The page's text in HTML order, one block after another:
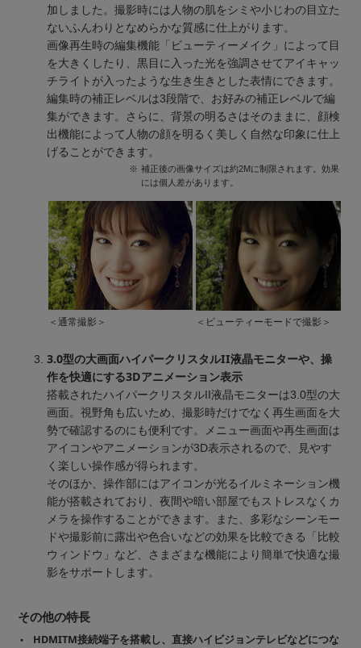
加しました。撮影時には人物の肌をシミや小じわの目立た
ないふんわりとなめらかな質感に仕上がります。
画像再生時の編集機能「ビューティーメイク」によって目
を大きくしたり、黒目に入った光を強調させてアイキャッ
チライトが入ったような生き生きとした表情にできます。
編集時の補正レベルは3段階で、お好みの補正レベルで編
集ができます。さらに、背景の明るさはそのままに、顔検
出機能によって人物の顔を明るく美しく自然な印象に仕上
げることができます。
※ 補正後の画像サイズは約2Mに制限されます。効果
には個人差があります。
＜通常撮影＞ ＜ビューティーモードで撮影＞
3.0型の大画面ハイパークリスタルII液晶モニターや、操
作を快適にする3Dアニメーション表示
搭載されたハイパークリスタルII液晶モニターは3.0型の大
画面。視野角も広いため、撮影時だけでなく再生画面を大
勢で確認するのにも便利です。メニュー画面や再生画面は
アイコンやアニメーションが3D表示されるので、見やす
く楽しい操作感が得られます。
そのほか、操作部にはアイコンが光るイルミネーション機
能が搭載されており、夜間や暗い部屋でもストレスなくカ
メラを操作することができます。また、多彩なシーンモー
ドや撮影前に露出や色合いなどの効果を比較できる「比較
ウィンドウ」など、さまざまな機能により簡単で快適な撮
影をサポートします。
その他の特長
HDMITM接続端子を搭載し、直接ハイビジョンテレビなどにつな